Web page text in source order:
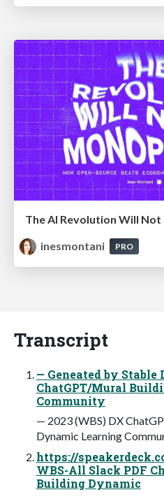
inesmontani
PRO
Transcript
— Geneated by Stable
ChatGPT/Mural
Community
— 2023 (WBS) DX
Dynamic Learning
https://
WBS-All Slack PDF
Building Dynamic